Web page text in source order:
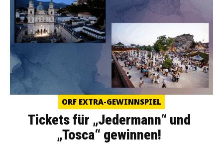
ORF EXTRA-GEWINNSPIEL
Tickets für „Jedermann“ und
„Tosca“ gewinnen!